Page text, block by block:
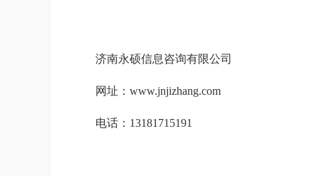
济南永硕信息咨询有限公司
网址：www.jnjizhang.com
电话：13181715191